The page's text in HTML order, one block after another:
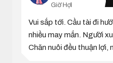
Giờ Hợi
Vui sắp tới. Cầu tài đi
nhiều may mắn. Người
Chăn nuôi đều thuận lợi,